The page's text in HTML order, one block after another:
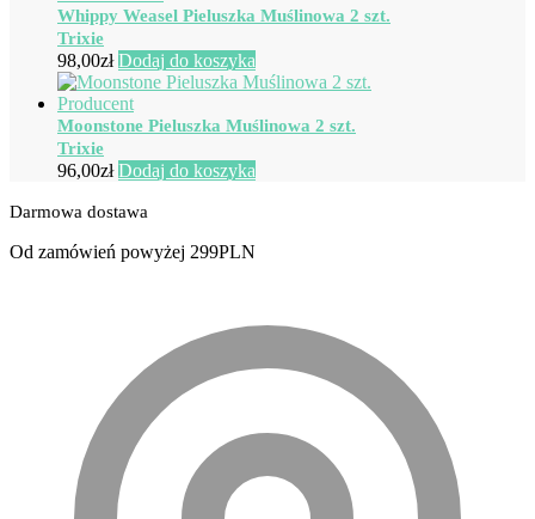
Whippy Weasel Pieluszka Muślinowa 2 szt.
Trixie
98,00zł Dodaj do koszyka
Moonstone Pieluszka Muślinowa 2 szt.
Trixie
96,00zł Dodaj do koszyka
Darmowa dostawa
Od zamówień powyżej 299PLN